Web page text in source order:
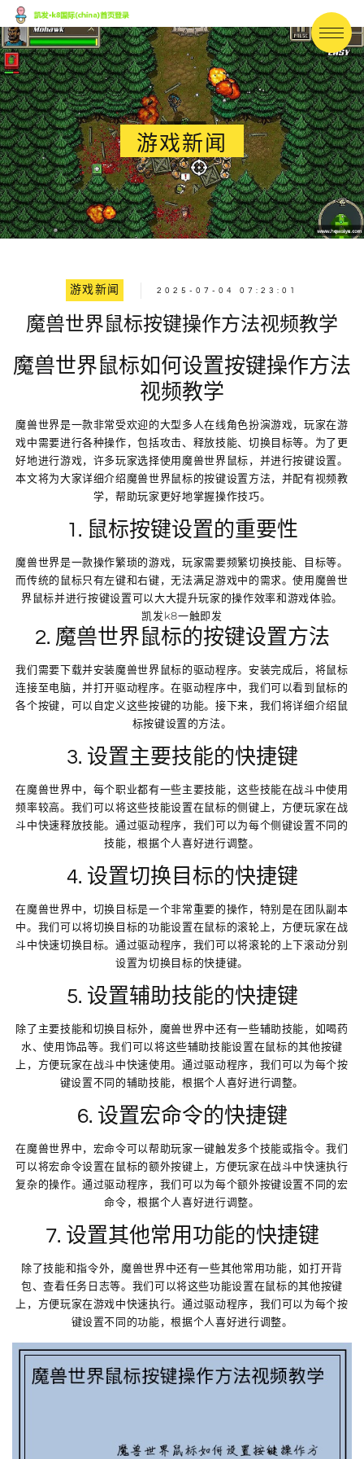
游戏新闻
游戏新闻 2025-07-04 07:23:01
魔兽世界鼠标按键操作方法视频教学
魔兽世界鼠标如何设置按键操作方法
视频教学
魔兽世界是一款非常受欢迎的大型多人在线角色扮演游戏，玩家在游
戏中需要进行各种操作，包括攻击、释放技能、切换目标等。为了更
好地进行游戏，许多玩家选择使用魔兽世界鼠标，并进行按键设置。
本文将为大家详细介绍魔兽世界鼠标的按键设置方法，并配有视频教
学，帮助玩家更好地掌握操作技巧。
1. 鼠标按键设置的重要性
魔兽世界是一款操作繁琐的游戏，玩家需要频繁切换技能、目标等。
而传统的鼠标只有左键和右键，无法满足游戏中的需求。使用魔兽世
界鼠标并进行按键设置可以大大提升玩家的操作效率和游戏体验。
凯发k8一触即发
2. 魔兽世界鼠标的按键设置方法
我们需要下载并安装魔兽世界鼠标的驱动程序。安装完成后，将鼠标
连接至电脑，并打开驱动程序。在驱动程序中，我们可以看到鼠标的
各个按键，可以自定义这些按键的功能。接下来，我们将详细介绍鼠
标按键设置的方法。
3. 设置主要技能的快捷键
在魔兽世界中，每个职业都有一些主要技能，这些技能在战斗中使用
频率较高。我们可以将这些技能设置在鼠标的侧键上，方便玩家在战
斗中快速释放技能。通过驱动程序，我们可以为每个侧键设置不同的
技能，根据个人喜好进行调整。
4. 设置切换目标的快捷键
在魔兽世界中，切换目标是一个非常重要的操作，特别是在团队副本
中。我们可以将切换目标的功能设置在鼠标的滚轮上，方便玩家在战
斗中快速切换目标。通过驱动程序，我们可以将滚轮的上下滚动分别
设置为切换目标的快捷键。
5. 设置辅助技能的快捷键
除了主要技能和切换目标外，魔兽世界中还有一些辅助技能，如喝药
水、使用饰品等。我们可以将这些辅助技能设置在鼠标的其他按键
上，方便玩家在战斗中快速使用。通过驱动程序，我们可以为每个按
键设置不同的辅助技能，根据个人喜好进行调整。
6. 设置宏命令的快捷键
在魔兽世界中，宏命令可以帮助玩家一键触发多个技能或指令。我们
可以将宏命令设置在鼠标的额外按键上，方便玩家在战斗中快速执行
复杂的操作。通过驱动程序，我们可以为每个额外按键设置不同的宏
命令，根据个人喜好进行调整。
7. 设置其他常用功能的快捷键
除了技能和指令外，魔兽世界中还有一些其他常用功能，如打开背
包、查看任务日志等。我们可以将这些功能设置在鼠标的其他按键
上，方便玩家在游戏中快速执行。通过驱动程序，我们可以为每个按
键设置不同的功能，根据个人喜好进行调整。